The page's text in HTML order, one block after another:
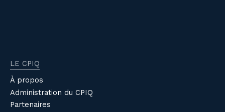
LE CPIQ
À propos
Administration du CPIQ
Partenaires